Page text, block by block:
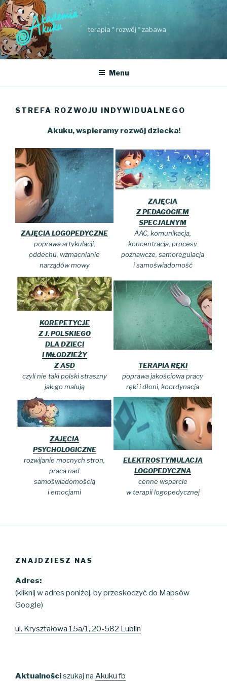
Przejdź
do
treści
terapia * rozwój * zabawa
Menu
STREFA ROZWOJU INDYWIDUALNEGO
Akuku, wspieramy rozwój dziecka!
ZAJĘCIA LOGOPEDYCZNE
poprawa artykulacji,
oddechu, wzmacnianie
narządów mowy
ZAJĘCIA
Z PEDAGOGIEM
SPECJALNYM
AAC, komunikacja,
koncentracja, procesy
poznawcze, samoregulacja
i samoświadomość
KOREPETYCJE
ZJ. POLSKIEGO
DLA DZIECI
I MŁODZIEŻY
Z ASD
czyli nie taki polski straszny
jak go malują
TERAPIA RĘKI
poprawa jakościowa pracy
ręki i dłoni, koordynacja
ZAJĘCIA
PSYCHOLOGICZNE
rozwijanie mocnych stron,
praca nad
samoświadomością
i emocjami
ELEKTROSTYMULACJA
LOGOPEDYCZNA
cenne wsparcie
w terapii logopedycznej
ZNAJDZIESZ NAS
Adres:
(kliknij w adres poniżej, by przeskoczyć do Mapsów
Google)
ul. Kryształowa 15a/1, 20-582 Lublin
Aktualnościszukaj na Akuku fb